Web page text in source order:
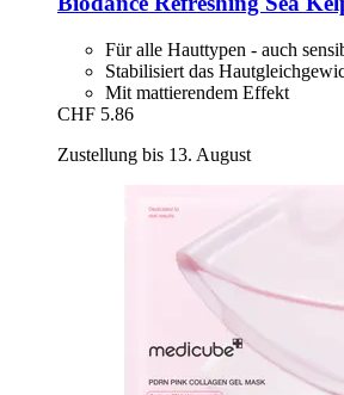
Für alle Hauttypen - auch
Stabilisiert das
Mit mattierendem Effekt
CHF 5.86
Zustellung bis 13. August